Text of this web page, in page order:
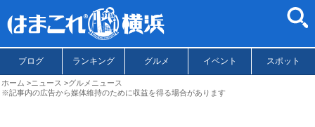
ブログ ランキング グルメ イベント スポット
ホーム ニュース
グルメニュース
※記事内の広告から媒体維持のために収益を得る場合があります